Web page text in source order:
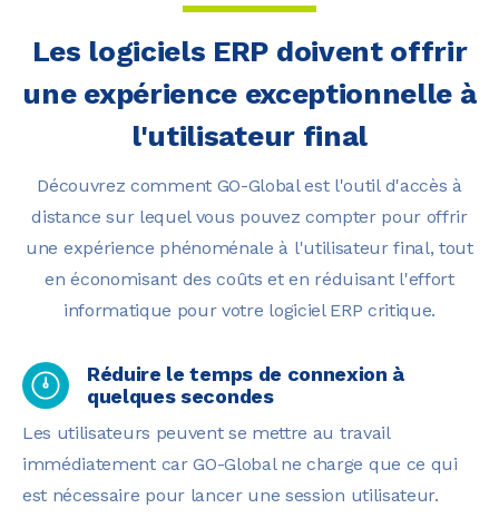
Les logiciels ERP doivent offrir
une expérience exceptionnelle à
l'utilisateur final
Découvrez comment GO-Global est l'outil d'accès à
distance sur lequel vous pouvez compter pour offrir
une expérience phénoménale à l'utilisateur final, tout
en économisant des coûts et en réduisant l'effort
informatique pour votre logiciel ERP critique.
Réduire le temps de connexion à
quelques secondes
Les utilisateurs peuvent se mettre au travail
immédiatement car GO-Global ne charge que ce qui
est nécessaire pour lancer une session utilisateur.